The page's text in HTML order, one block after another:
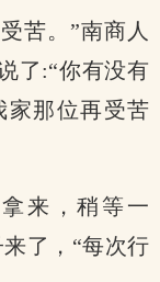
苦。”南商人
了:“你有没有
家那位再受苦
来，稍等一
了，“每次行